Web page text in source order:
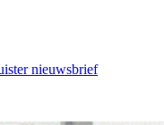
nieuwsbrief